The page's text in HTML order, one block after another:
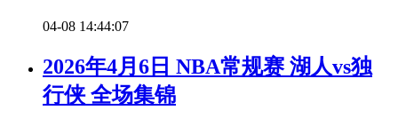
04-08 14:44:07
2026年4月6日 NBA常规赛 湖人vs独
行侠 全场集锦